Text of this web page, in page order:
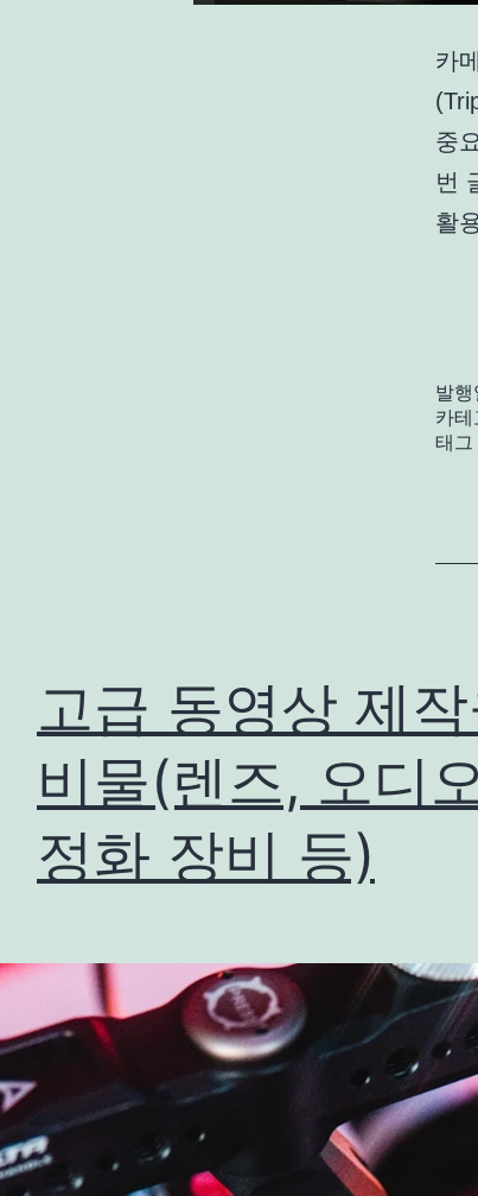
카
중
번
활
발행
카테
태그
고급 동영상 제
비물(렌즈, 오디
정화 장비 등)